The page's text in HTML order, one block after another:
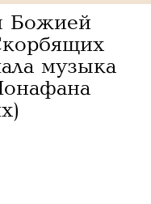
Божией
музыка